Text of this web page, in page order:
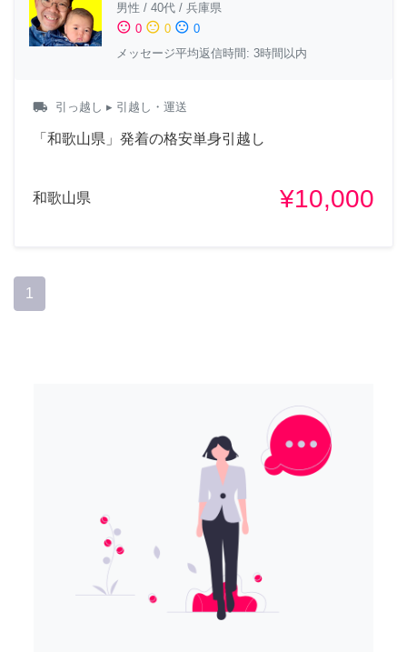
男性 / 40代 / 兵庫県
sentiment_satisfied 0 sentiment_neutral 0 sentiment_dissatisfied 0
メッセージ平均返信時間: 3時間以内
local_shipping 引っ越し ▸ 引越し・運送
「和歌山県」発着の格安単身引越し
和歌山県 ¥10,000
1